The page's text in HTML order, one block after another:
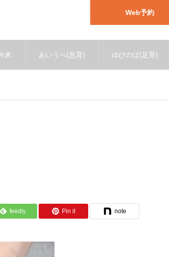
Web予約
来 あいうべ(息育) ゆびのば(足育)
feedly Pin it note